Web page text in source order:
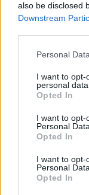
also be disclosed
Downstream
Personal
I want to opt-
personal data.
Opted In
I want to opt-
Personal Data.
Opted In
I want to opt-
Personal
Opted In